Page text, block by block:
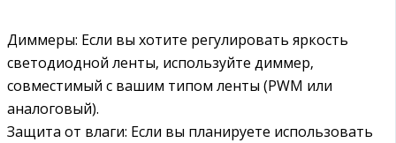
Диммеры: Если вы хотите регулировать яркость
светодиодной ленты‚ используйте диммер‚
совместимый с вашим типом ленты (PWM или
аналоговый).
Защита от влаги: Если вы планируете использовать